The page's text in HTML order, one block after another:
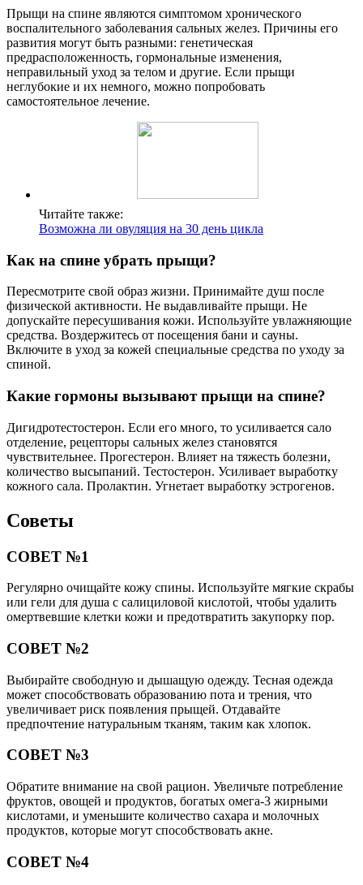
Прыщи на спине являются симптомом хронического
воспалительного заболевания сальных желез. Причины его
развития могут быть разными: генетическая
предрасположенность, гормональные изменения,
неправильный уход за телом и другие. Если прыщи
неглубокие и их немного, можно попробовать
самостоятельное лечение.
Читайте также:
Возможна ли овуляция на 30 день цикла
Как на спине убрать прыщи?
Пересмотрите свой образ жизни. Принимайте душ после
физической активности. Не выдавливайте прыщи. Не
допускайте пересушивания кожи. Используйте увлажняющие
средства. Воздержитесь от посещения бани и сауны.
Включите в уход за кожей специальные средства по уходу за
спиной.
Какие гормоны вызывают прыщи на спине?
Дигидротестостерон. Если его много, то усиливается сало
отделение, рецепторы сальных желез становятся
чувствительнее. Прогестерон. Влияет на тяжесть болезни,
количество высыпаний. Тестостерон. Усиливает выработку
кожного сала. Пролактин. Угнетает выработку эстрогенов.
Советы
СОВЕТ №1
Регулярно очищайте кожу спины. Используйте мягкие скрабы
или гели для душа с салициловой кислотой, чтобы удалить
омертвевшие клетки кожи и предотвратить закупорку пор.
СОВЕТ №2
Выбирайте свободную и дышащую одежду. Тесная одежда
может способствовать образованию пота и трения, что
увеличивает риск появления прыщей. Отдавайте
предпочтение натуральным тканям, таким как хлопок.
СОВЕТ №3
Обратите внимание на свой рацион. Увеличьте потребление
фруктов, овощей и продуктов, богатых омега-3 жирными
кислотами, и уменьшите количество сахара и молочных
продуктов, которые могут способствовать акне.
СОВЕТ №4